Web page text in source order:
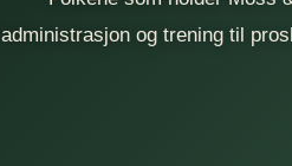
administrasjon og trening til